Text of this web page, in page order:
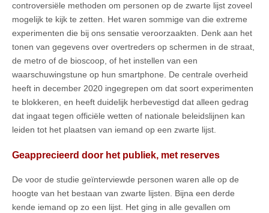
controversiële methoden om personen op de zwarte lijst zoveel
mogelijk te kijk te zetten. Het waren sommige van die extreme
experimenten die bij ons sensatie veroorzaakten. Denk aan het
tonen van gegevens over overtreders op schermen in de straat,
de metro of de bioscoop, of het instellen van een
waarschuwingstune op hun smartphone. De centrale overheid
heeft in december 2020 ingegrepen om dat soort experimenten
te blokkeren, en heeft duidelijk herbevestigd dat alleen gedrag
dat ingaat tegen officiële wetten of nationale beleidslijnen kan
leiden tot het plaatsen van iemand op een zwarte lijst.
Geapprecieerd door het publiek, met reserves
De voor de studie geïnterviewde personen waren alle op de
hoogte van het bestaan van zwarte lijsten. Bijna een derde
kende iemand op zo een lijst. Het ging in alle gevallen om